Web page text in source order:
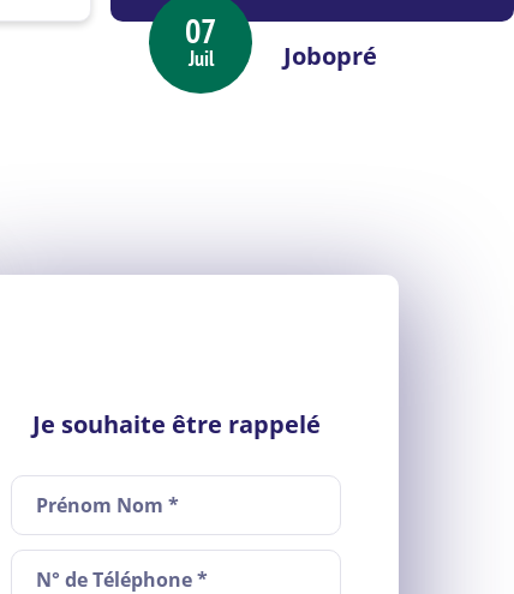
07
Juil Jobopré
Je souhaite être rappelé